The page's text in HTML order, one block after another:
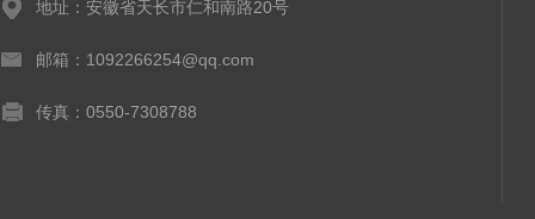
地址：安徽省天长市仁和南路20号
邮箱：1092266254@qq.com
传真：0550-7308788